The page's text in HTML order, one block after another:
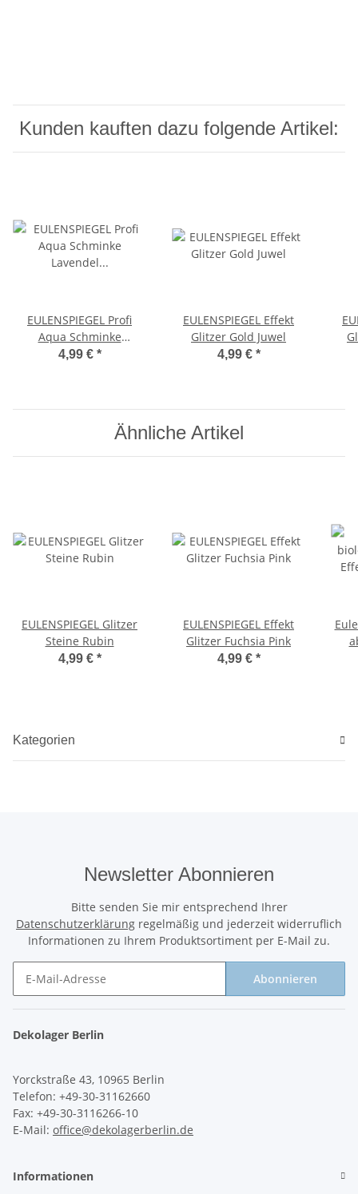
Kunden kauften dazu folgende Artikel:
EULENSPIEGEL Profi
Aqua Schminke
Lavendel Größe: 3,5 ml
4,99 € *
EULENSPIEGEL Effekt
Glitzer Gold Juwel
4,99 € *
Ähnliche Artikel
EULENSPIEGEL Glitzer
Steine Rubin
4,99 € *
EULENSPIEGEL Effekt
Glitzer Fuchsia Pink
4,99 € *
Kategorien
Newsletter Abonnieren
Bitte senden Sie mir entsprechend Ihrer
Datenschutzerklärung regelmäßig und jederzeit widerruflich
Informationen zu Ihrem Produktsortiment per E-Mail zu.
Abonnieren
Dekolager Berlin
Yorckstraße 43, 10965 Berlin
Telefon: +49-30-31162660
Fax: +49-30-3116266-10
E-Mail: office@dekolagerberlin.de
Informationen